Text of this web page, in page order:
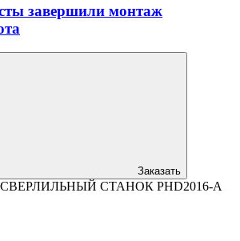
завершили монтаж
Заказать